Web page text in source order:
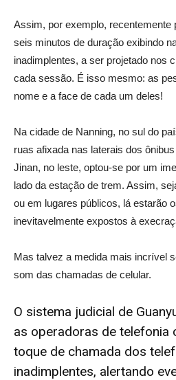
Assim, por exemplo, recentemente
seis minutos de duração exibindo
inadimplentes, a ser projetado nos
cada sessão. É isso mesmo: as
nome e a face de cada um deles!
Na cidade de Nanning, no sul do
ruas afixada nas laterais dos
Jinan, no leste, optou-se por um
lado da estação de trem. Assim,
ou em lugares públicos, lá estarão
inevitavelmente expostos à
Mas talvez a medida mais incrível
som das chamadas de celular.
O sistema judicial de
as operadoras de telefonia
toque de chamada dos
inadimplentes, alertando